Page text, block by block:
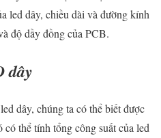
led dây, chiều dài và đường kính
độ dầy đồng của PCB.
dây
dây, chúng ta có thể biết được
thể tính tổng công suất của led